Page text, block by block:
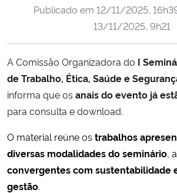
Ministério da Ciência, Tecnologia, Inovações e
Ministério do Meio Ambiente
Ministério do Turismo
Ministério do Desenvolvimento Regional
Publicado em 12/11/2025,
13/11/2025, 9h21
A Comissão Organizadora do I
de Trabalho, Ética, Saúde e
informa que os anais do evento já
para consulta e download.
O material reúne ostrabalhos
diversas modalidades do seminário,
convergentes com sustentabilidade
gestão.